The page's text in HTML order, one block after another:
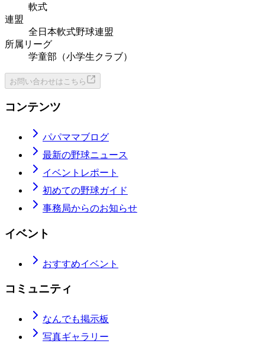
軟式
連盟
全日本軟式野球連盟
所属リーグ
学童部（小学生クラブ）
お問い合わせはこちら
コンテンツ
パパママブログ
最新の野球ニュース
イベントレポート
初めての野球ガイド
事務局からのお知らせ
イベント
おすすめイベント
コミュニティ
なんでも掲示板
写真ギャラリー